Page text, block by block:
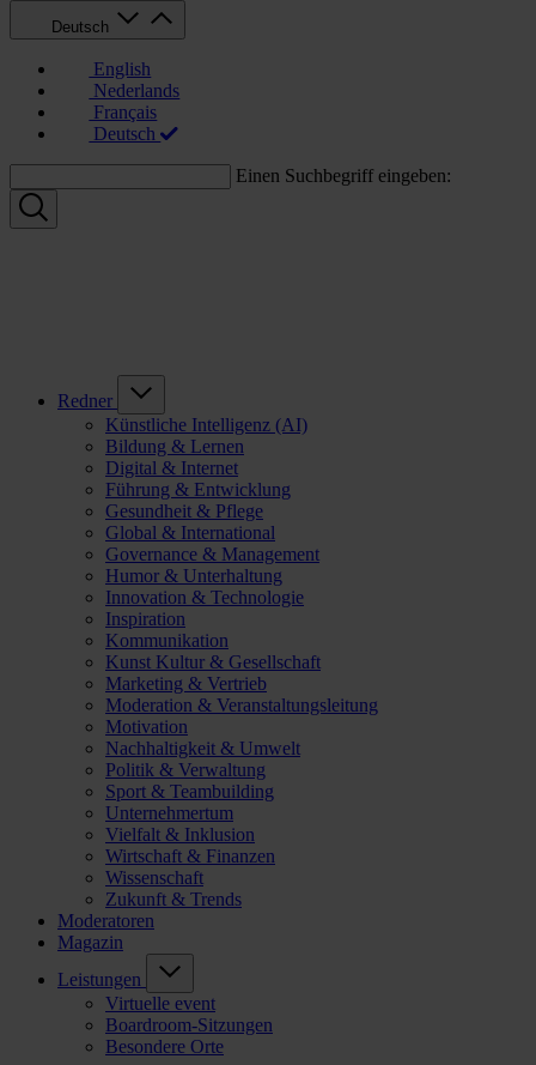
Deutsch
English
Nederlands
Français
Deutsch
Einen Suchbegriff eingeben:
Redner
Künstliche Intelligenz (AI)
Bildung & Lernen
Digital & Internet
Führung & Entwicklung
Gesundheit & Pflege
Global & International
Governance & Management
Humor & Unterhaltung
Innovation & Technologie
Inspiration
Kommunikation
Kunst Kultur & Gesellschaft
Marketing & Vertrieb
Moderation & Veranstaltungsleitung
Motivation
Nachhaltigkeit & Umwelt
Politik & Verwaltung
Sport & Teambuilding
Unternehmertum
Vielfalt & Inklusion
Wirtschaft & Finanzen
Wissenschaft
Zukunft & Trends
Moderatoren
Magazin
Leistungen
Virtuelle event
Boardroom-Sitzungen
Besondere Orte